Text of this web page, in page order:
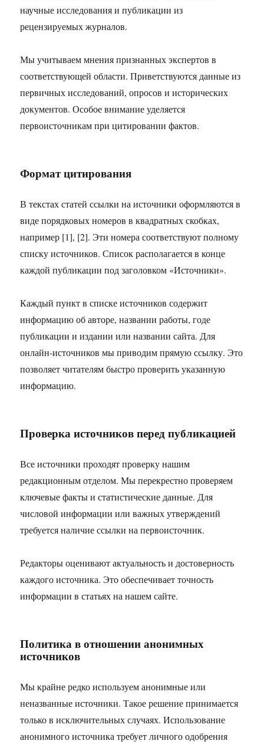
научные исследования и публикации из
рецензируемых журналов.
Мы учитываем мнения признанных экспертов в
соответствующей области. Приветствуются данные из
первичных исследований, опросов и исторических
документов. Особое внимание уделяется
первоисточникам при цитировании фактов.
Формат цитирования
В текстах статей ссылки на источники оформляются в
виде порядковых номеров в квадратных скобках,
например [1], [2]. Эти номера соответствуют полному
списку источников. Список располагается в конце
каждой публикации под заголовком «Источники».
Каждый пункт в списке источников содержит
информацию об авторе, названии работы, годе
публикации и издании или названии сайта. Для
онлайн-источников мы приводим прямую ссылку. Это
позволяет читателям быстро проверить указанную
информацию.
Проверка источников перед публикацией
Все источники проходят проверку нашим
редакционным отделом. Мы перекрестно проверяем
ключевые факты и статистические данные. Для
числовой информации или важных утверждений
требуется наличие ссылки на первоисточник.
Редакторы оценивают актуальность и достоверность
каждого источника. Это обеспечивает точность
информации в статьях на нашем сайте.
Политика в отношении анонимных
источников
Мы крайне редко используем анонимные или
неназванные источники. Такое решение принимается
только в исключительных случаях. Использование
анонимного источника требует личного одобрения